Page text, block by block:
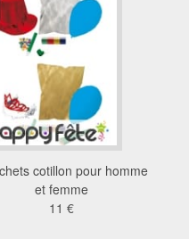
cotillon pour homme
et femme
11 €